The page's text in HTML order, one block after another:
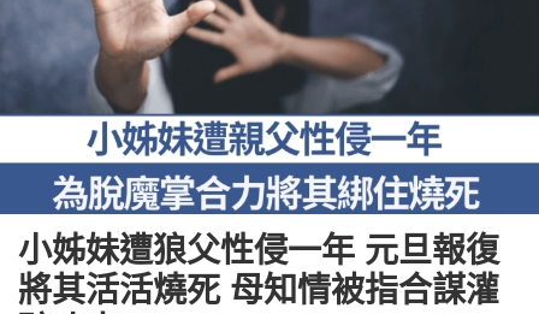
小姊妹遭狼父性侵一年 元旦報復
將其活活燒死 母知情被指合謀灌